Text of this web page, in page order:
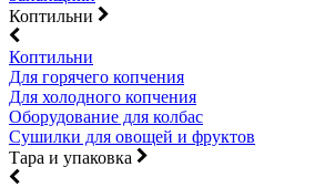
Коптильни
Коптильни
Для горячего копчения
Для холодного копчения
Оборудование для колбас
Сушилки для овощей и фруктов
Тара и упаковка